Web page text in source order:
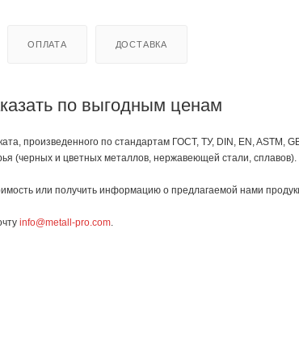
ОПЛАТА ДОСТАВКА
по выгодным ценам
произведенного по стандартам ГОСТ, ТУ, DIN, EN, ASTM,
(черных и цветных металлов, нержавеющей стали,
или получить информацию о предлагаемой нами
info@metall-pro.com.